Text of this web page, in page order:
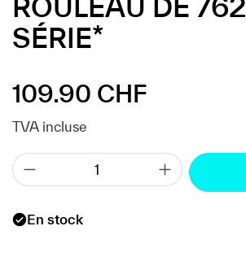
ROULEAU DE
SÉRIE*
Prix régulier :
109.90 CHF
TVA incluse
En stock